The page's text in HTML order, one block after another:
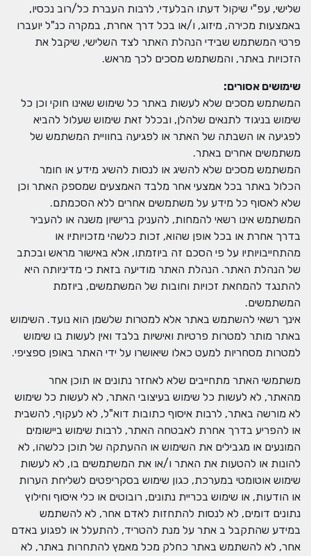
שלישי, עפ"י שיקול דעתו הבלעדי, לרבות העברת כל/רוב נכסיו,
באמצעות מכירה, מיזוג, ו/או בכל דרך אחרת, במקרה כנ"ל יועברו
פרטי המשתמש שבידי הנהלת האתר לצד השלישי, שיקבל את
הזכויות באתר, והמשתמש מסכים לכך מראש.
שימושים אסורים:
המשתמש מסכים שלא לעשות באתר כל שימוש שאינו חוקי וכן כל
שימוש בניגוד לתנאים שלהלן, ובכלל זאת שימוש שעלול להביא
לפגיעה או השבתה של האתר או לפגיעה בחוויית המשתמש של
משתמשים אחרים באתר.
המשתמש מסכים שלא להשיג או לנסות להשיג מידע או חומר
הכלול באתר בכל אמצעי אחר מלבד האמצעים שמספק האתר וכן
שלא לאסוף כל מידע על משתמשים אחרים ללא הסכמתם.
המשתמש אינו רשאי להמחות, להעניק ברישיון משנה או להעביר
בדרך אחרת או בכל אופן שהוא, זכות כלשהי מזכויותיו או
מהתחייבויותיו על פי הסכם זה ביוזמתו, אלא באישור מראש ובכתב
של הנהלת האתר. הנהלת האתר מודיעה בזאת כי מדיניותה היא
להתנגד להמחאת זכויות וחובות של המשתמשים, ביוזמת
המשתמשים.
אינך רשאי להשתמש באתר אלא למטרות שלשמן הוא נועד. השימוש
באתר מותר למטרות פרטיות ואישיות בלבד ואין לעשות בו שימוש
למטרות מסחריות למעט כאלו שיאושרו על ידי האתר באופן ספציפי.
משתמשי האתר מתחייבים שלא לאחזר נתונים או תוכן אחר
מהאתר, לא לעשות כל שימוש בעיצובי האתר, לא לעשות כל שימוש
לא מורשה באתר, לרבות איסוף כתובות דוא"ל, לא לעקוף, להשבית
או להפריע בדרך אחרת לאבטחה האתר, לרבות שימוש ביישומים
המונעים או מגבילים את השימוש או ההעתקה של תוכן כלשהו, לא
להונות או להטעות את האתר ו/או את המשתמשים בו, לא לעשות
שימוש אוטומטי במערכת, כגון שימוש בסקריפטים לשליחת הערות
או הודעות, או שימוש בכריית נתונים, רובוטים או כלי איסוף וחילוץ
נתונים דומים, לא לנסות להתחזות לאדם אחר, לא להשתמש
במידע שהתקבל ב אתר על מנת להטריד, להתעלל או לפגוע באדם
אחר, לא להשתמש באתר כחלק מכל מאמץ להתחרות באתר, לא